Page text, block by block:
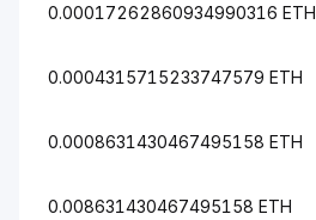
0.00017262860934990316 ETH
0.0004315715233747579 ETH
0.0008631430467495158 ETH
0.008631430467495158 ETH